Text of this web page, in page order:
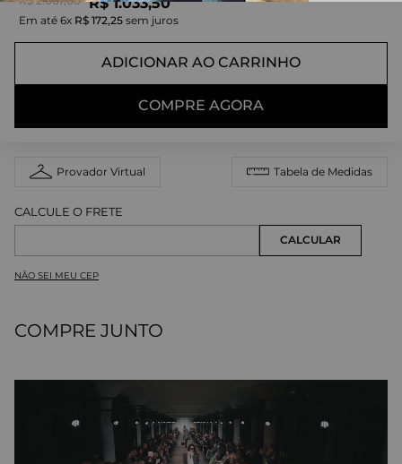
Em até 6x R$ 172,25 sem juros
ADICIONAR AO CARRINHO
COMPRE AGORA
Provador Virtual Tabela de Medidas
NÃO SEI MEU CEP
COMPRE JUNTO